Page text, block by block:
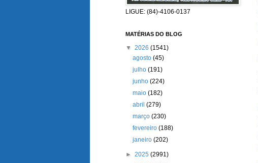
LIGUE: (84)-4106-0137
MATÉRIAS DO BLOG
▼ 2026 (1541)
agosto(45)
julho(191)
junho(224)
maio(182)
abril(279)
março(230)
fevereiro(188)
janeiro(202)
► 2025 (2991)